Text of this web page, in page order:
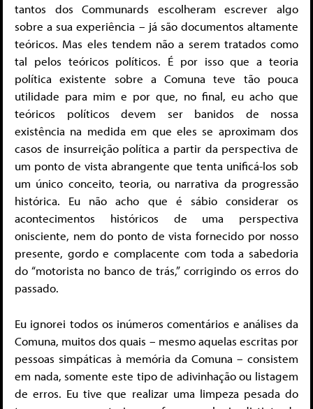
tantos dos Communards escolheram escrever algo
sobre a sua experiência – já são documentos altamente
teóricos. Mas eles tendem não a serem tratados como
tal pelos teóricos políticos. É por isso que a teoria
política existente sobre a Comuna teve tão pouca
utilidade para mim e por que, no final, eu acho que
teóricos políticos devem ser banidos de nossa
existência na medida em que eles se aproximam dos
casos de insurreição política a partir da perspectiva de
um ponto de vista abrangente que tenta unificá-los sob
um único conceito, teoria, ou narrativa da progressão
histórica. Eu não acho que é sábio considerar os
acontecimentos históricos de uma perspectiva
onisciente, nem do ponto de vista fornecido por nosso
presente, gordo e complacente com toda a sabedoria
do “motorista no banco de trás,” corrigindo os erros do
passado.
Eu ignorei todos os inúmeros comentários e análises da
Comuna, muitos dos quais – mesmo aquelas escritas por
pessoas simpáticas à memória da Comuna – consistem
em nada, somente este tipo de adivinhação ou listagem
de erros. Eu tive que realizar uma limpeza pesada do